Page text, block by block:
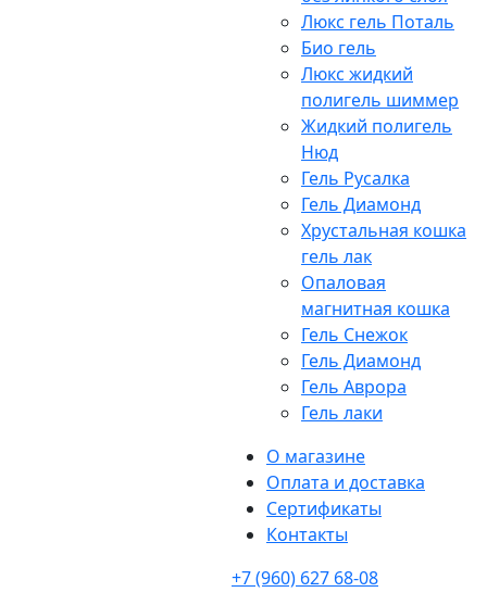
Люкс гель Поталь
Био гель
Люкс жидкий
полигель шиммер
Жидкий полигель
Нюд
Гель Русалка
Гель Диамонд
Хрустальная кошка
гель лак
Опаловая
магнитная кошка
Гель Снежок
Гель Диамонд
Гель Аврора
Гель лаки
О магазине
Оплата и доставка
Cертификаты
Контакты
+7 (960) 627 68-08